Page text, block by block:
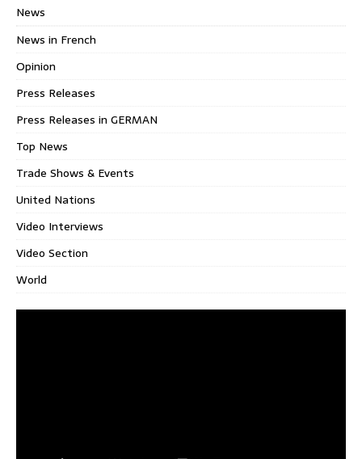
News
News in French
Opinion
Press Releases
Press Releases in GERMAN
Top News
Trade Shows & Events
United Nations
Video Interviews
Video Section
World